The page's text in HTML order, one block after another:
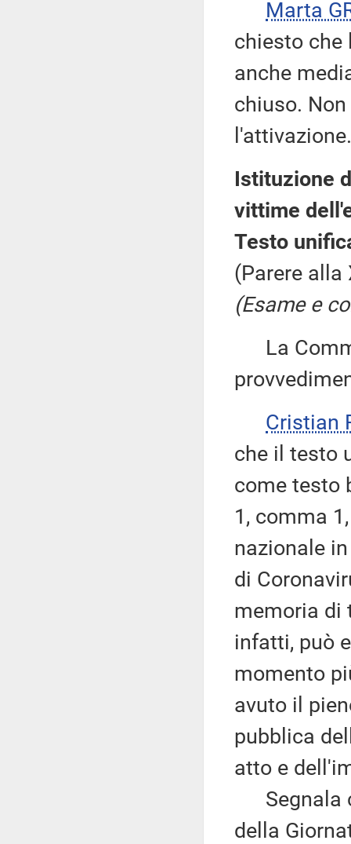
Marta
chiesto che
anche
chiuso.
l'attivazione.
Istituzione
vittime
Testo
(Parere alla
(Esame e
La
Cristian
che il testo
come testo
1, comma
nazionale
di
memoria di
infatti, può
momento
avuto il
pubblica
atto e
Segnala
della